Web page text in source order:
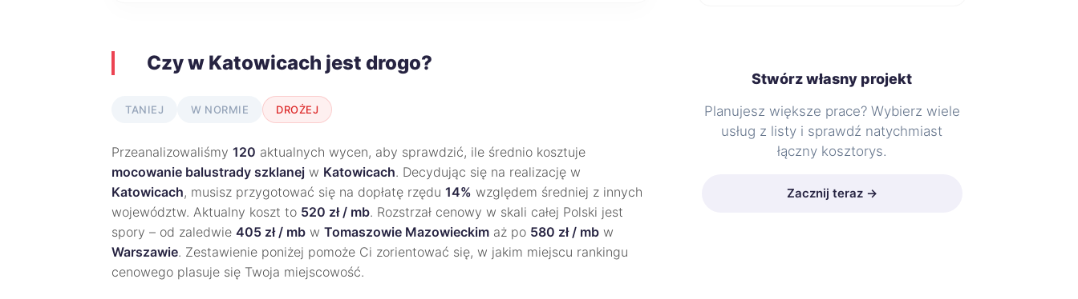
Czy w Katowicach jest drogo?
TANIEJ W NORMIE DROŻEJ
Przeanalizowaliśmy 120 aktualnych wycen, aby sprawdzić, ile średnio kosztuje
mocowanie balustrady szklanej w Katowicach. Decydując się na realizację w
Katowicach, musisz przygotować się na dopłatę rzędu 14% względem średniej z innych
województw. Aktualny koszt to 520 zł / mb. Rozstrzał cenowy w skali całej Polski jest
spory – od zaledwie 405 zł / mb w Tomaszowie Mazowieckim aż po 580 zł / mb w
Warszawie. Zestawienie poniżej pomoże Ci zorientować się, w jakim miejscu rankingu
cenowego plasuje się Twoja miejscowość.
Stwórz własny projekt
Planujesz większe prace? Wybierz wiele
usług z listy i sprawdź natychmiast
łączny kosztorys.
Zacznij teraz →